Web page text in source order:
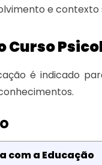
e contexto
Curso
é indicado
com a Educação